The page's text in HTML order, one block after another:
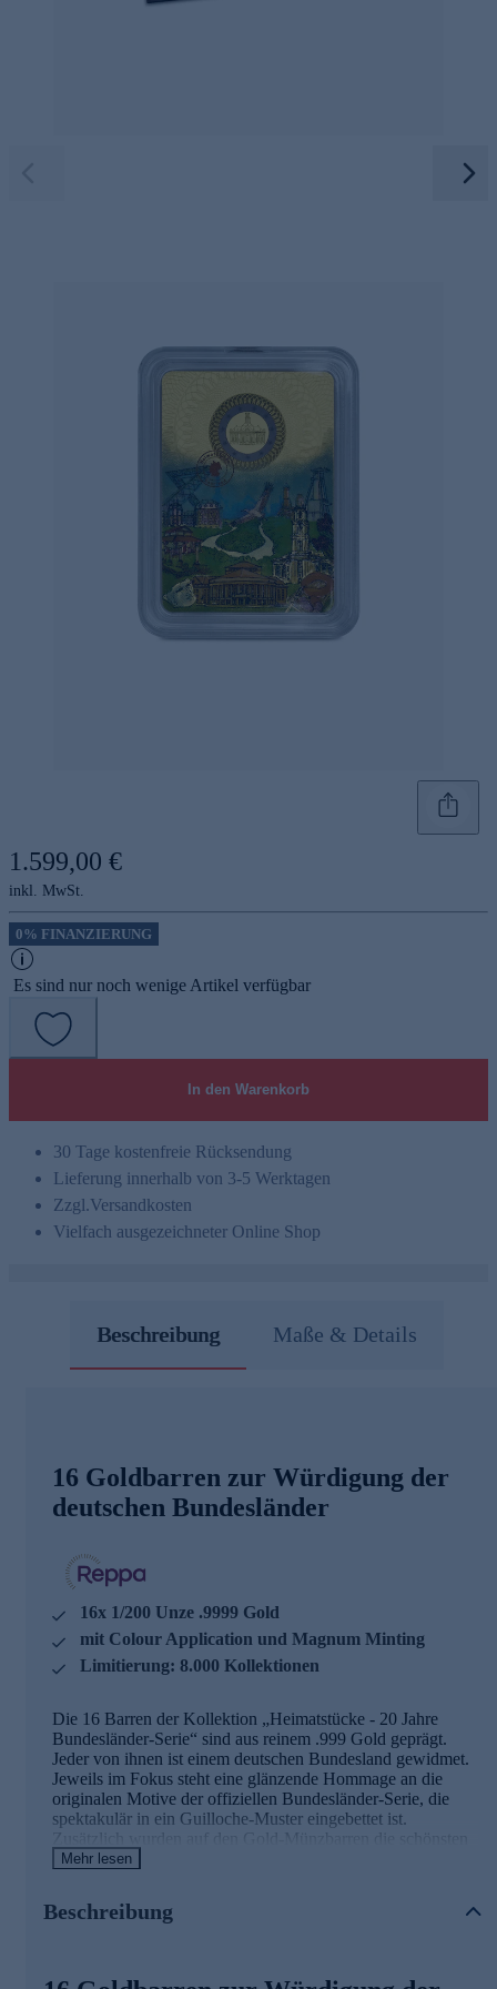
1.599,00 €
inkl. MwSt.
0% FINANZIERUNG
Es sind nur noch wenige Artikel verfügbar
In den Warenkorb
30 Tage kostenfreie Rücksendung
Lieferung innerhalb von 3-5 Werktagen
Zzgl.Versandkosten
Vielfach ausgezeichneter Online Shop
Beschreibung Maße & Details
16 Goldbarren zur Würdigung der
deutschen Bundesländer
16x 1/200 Unze .9999 Gold
mit Colour Application und Magnum Minting
Limitierung: 8.000 Kollektionen
Die 16 Barren der Kollektion „Heimatstücke - 20 Jahre
Bundesländer-Serie“ sind aus reinem .999 Gold geprägt.
Jeder von ihnen ist einem deutschen Bundesland gewidmet.
Jeweils im Fokus steht eine glänzende Hommage an die
originalen Motive der offiziellen Bundesländer-Serie, die
spektakulär in ein Guilloche-Muster eingebettet ist.
Zusätzlich wurden auf den Gold-Münzbarren die schönsten
Wahrzeichen Deutschlands idyllisch in Szene gesetzt:
detailverliebte Gestaltung kommt dank der exzellenten
unvergleichlich zur Geltung.
Mehr lesen
Beschreibung